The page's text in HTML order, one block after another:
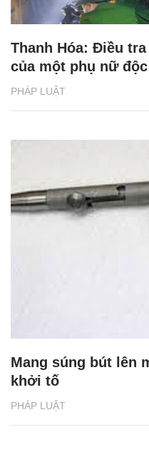
PHÁP LUẬT
Thanh Hóa: Điều
của một phụ nữ
PHÁP LUẬT
Mang súng bút lên
khởi tố